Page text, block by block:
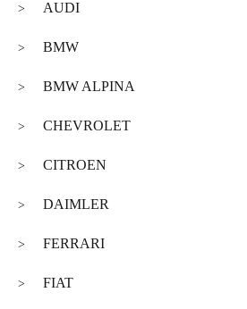
> AUDI
> BMW
> BMW ALPINA
> CHEVROLET
> CITROEN
> DAIMLER
> FERRARI
> FIAT